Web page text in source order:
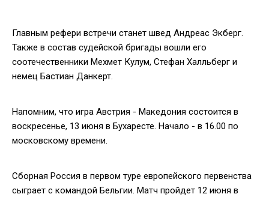
Главным рефери встречи станет швед Андреас Экберг.
Также в состав судейской бригады вошли его
соотечественники Мехмет Кулум, Стефан Халльберг и
немец Бастиан Данкерт.
Напомним, что игра Австрия - Македония состоится в
воскресенье, 13 июня в Бухаресте. Начало - в 16.00 по
московскому времени.
Сборная Россия в первом туре европейского первенства
сыграет с командой Бельгии. Матч пройдет 12 июня в